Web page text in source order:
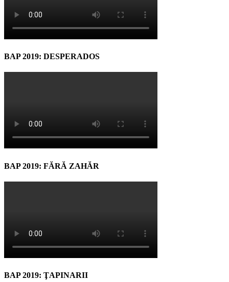
BAP 2019: DESPERADOS
BAP 2019: FĂRĂ ZAHĂR
BAP 2019: ŢAPINARII